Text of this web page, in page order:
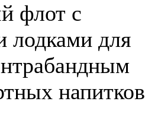
флот с
лодками для